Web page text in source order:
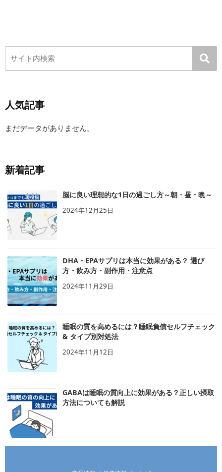
人気記事
まだデータがありません。
新着記事
脳に良い理想的な1日の過ごし方～朝・昼・晩～
2024年12月25日
DHA・EPAサプリは本当に効果がある？ 選び
方・飲み方・副作用・注意点
2024年11月29日
睡眠の質を高めるには？睡眠負債セルフチェック
& タイプ別対処法
2024年11月12日
GABAは睡眠の質向上に効果がある？正しい摂取
方法についても解説